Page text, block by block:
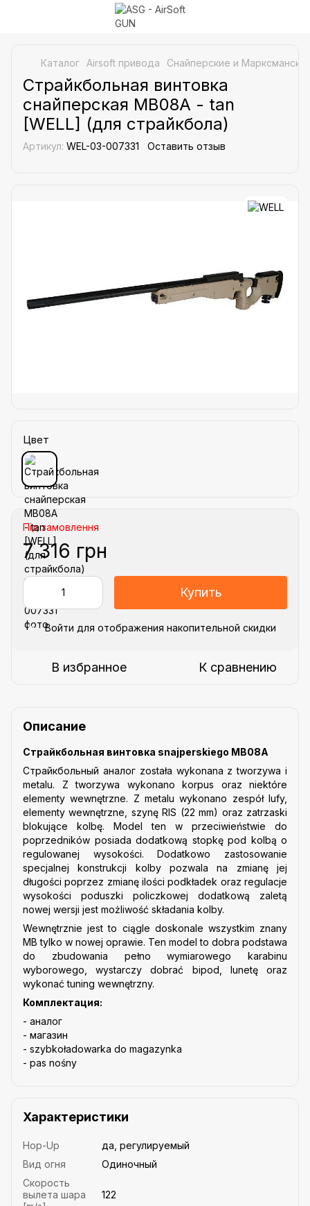
Каталог Airsoft привода Снайперские и
Страйкбольная винтовка
снайперская MB08A - tan
[WELL] (для страйкбола)
Артикул: WEL-03-007331 Оставить отзыв
Цвет
Під замовлення
7 316 грн
Купить
% Войти для отображения накопительной скидки
В избранное К сравнению
Описание
Страйкбольная винтовка snajperskiego MB08A
Страйкбольный аналог została wykonana z tworzywa i
metalu. Z tworzywa wykonano korpus oraz niektóre
elementy wewnętrzne. Z metalu wykonano zespół lufy,
elementy wewnętrzne, szynę RIS (22 mm) oraz zatrzaski
blokujące kolbę. Model ten w przeciwieństwie do
poprzedników posiada dodatkową stopkę pod kolbą o
regulowanej wysokości. Dodatkowo zastosowanie
specjalnej konstrukcji kolby pozwala na zmianę jej
długości poprzez zmianę ilości podkładek oraz regulacje
wysokości poduszki policzkowej dodatkową zaletą
nowej wersji jest możliwość składania kolby.
Wewnętrznie jest to ciągle doskonale wszystkim znany
MB tylko w nowej oprawie. Ten model to dobra podstawa
do zbudowania pełno wymiarowego karabinu
wyborowego, wystarczy dobrać bipod, lunetę oraz
wykonać tuning wewnętrzny.
Комплектация:
- аналог
- магазин
- szybkoładowarka do magazynka
- pas nośny
Характеристики
Hop-Up
да, регулируемый
Вид огня
Одиночный
Скорость
вылета шара
122